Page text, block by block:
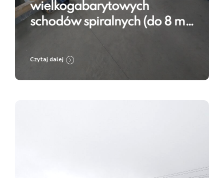
wielkogabarytowych
schodów spiralnych (do 8 m)
praktyce
Czytaj dalej